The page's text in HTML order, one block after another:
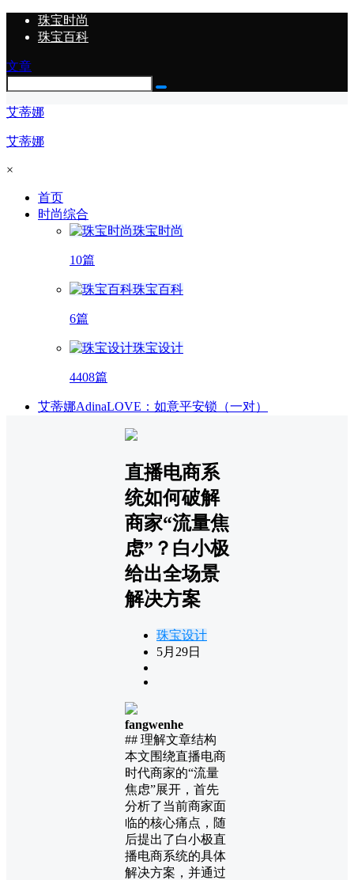
珠宝时尚
珠宝百科
文章
艾蒂娜
艾蒂娜
×
首页
时尚综合
珠宝时尚
10篇
珠宝百科
6篇
珠宝设计
4408篇
艾蒂娜AdinaLOVE：如意平安锁（一对）
直播电商系
统如何破解
商家“流量焦
虑”？白小极
给出全场景
解决方案
珠宝设计
5月29日
fangwenhe
## 理解文章结构
本文围绕直播电商
时代商家的“流量
焦虑”展开，首先
分析了当前商家面
临的核心痛点，随
后提出了白小极直
播电商系统的具体
解决方案，并通过